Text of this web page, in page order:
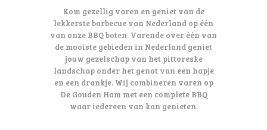
Kom gezellig varen en geniet van de
lekkerste barbecue van Nederland op één
van onze BBQ boten. Varende over één van
de mooiste gebieden in Nederland geniet
jouw gezelschap van het pittoreske
landschap onder het genot van een hapje
en een drankje. Wij combineren varen op
De Gouden Ham met een complete BBQ
waar iedereen van kan genieten.